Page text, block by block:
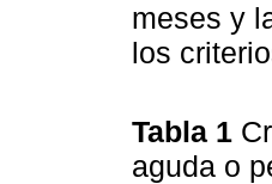
meses y
los
Tabla 1
aguda o